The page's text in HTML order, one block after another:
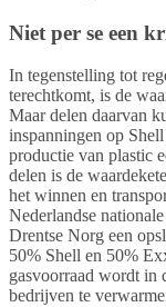
Niet per se een
In tegenstelling tot
terechtkomt, is de
Maar delen daarvan
inspanningen op
productie van plastic
delen is de
het winnen en
Nederlandse
Drentse Norg een
50% Shell en 50%
gasvoorraad wordt in
bedrijven te